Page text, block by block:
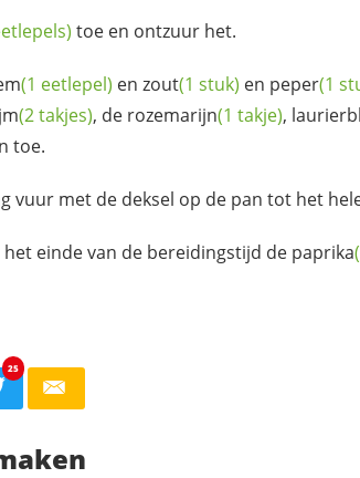
toe en ontzuur het.
(1 eetlepel) en zout(1 stuk) en peper(1
(2 takjes), de rozemarijn(1 takje),
toe.
vuur met de deksel op de pan tot het
einde van de bereidingstijd de paprika
25